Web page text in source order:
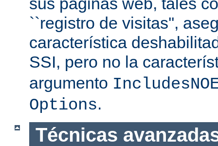
``registro de visitas'',
característica
SSI, pero no la
argumento
Options.
Técnicas